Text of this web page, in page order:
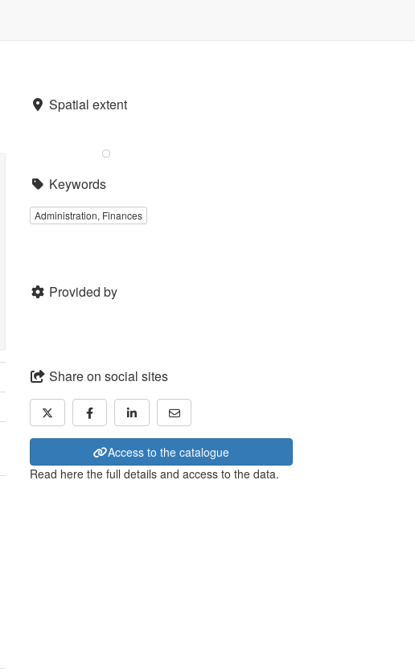
Spatial extent
Keywords
Administration, Finances
Provided by
Share on social sites
Access to the catalogue
Read here the full details and access to the data.